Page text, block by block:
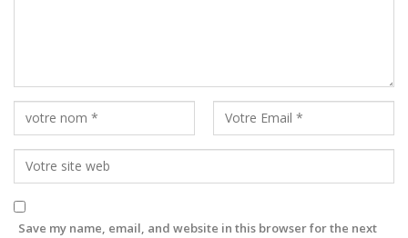
Save my name, email, and website in this browser for the next